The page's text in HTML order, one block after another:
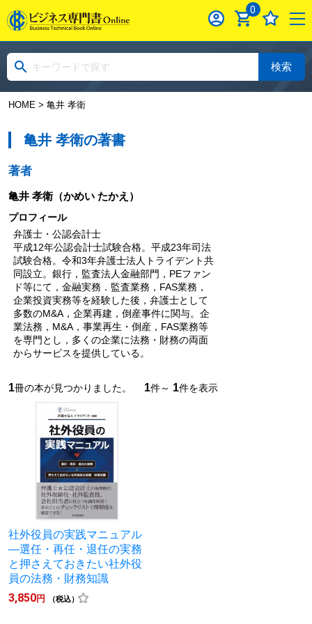
0
検索
HOME> 亀井 孝衛
亀井 孝衛の著書
著者
亀井 孝衛（かめい たかえ）
プロフィール
弁護士・公認会計士
平成12年公認会計士試験合格。平成23年司法
試験合格。令和3年弁護士法人トライデント共
同設立。銀行，監査法人金融部門，PEファン
ド等にて，金融実務．監査業務，FAS業務，
企業投資実務等を経験した後，弁護士として
多数のM&A，企業再建，倒産事件に関与。企
業法務，M&A，事業再生・倒産，FAS業務等
を専門とし，多くの企業に法務・財務の両面
からサービスを提供している。
1冊の本が見つかりました。 1件～ 1件を表示
社外役員の実践マニュアル
―選任・再任・退任の実務
と押さえておきたい社外役
員の法務・財務知識
3,850円 （税込）